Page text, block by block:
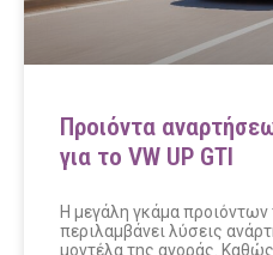
Προιόντα
για το VW UP GTI
Η μεγάλη γκάμα
περιλαμβάνει λύσεις
μοντέλα της αγοράς.